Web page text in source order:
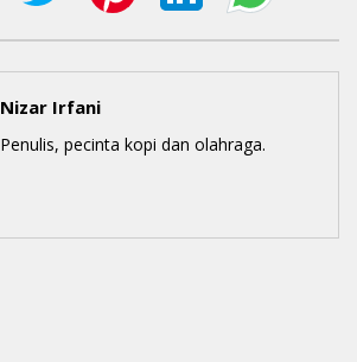
Nizar Irfani
Penulis, pecinta kopi dan olahraga.